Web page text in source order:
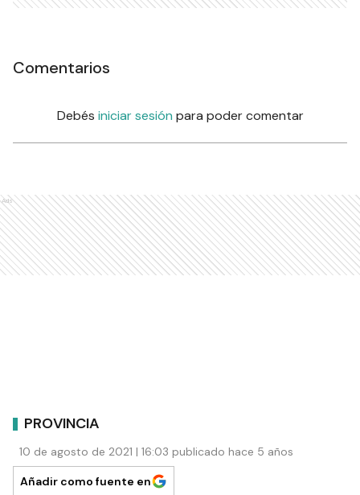
Comentarios
Debés iniciar sesión para poder comentar
Ads
PROVINCIA
10 de agosto de 2021 | 16:03 publicado hace 5 años
Añadir como fuente en